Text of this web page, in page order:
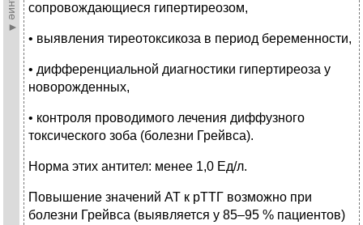
сопровождающиеся гипертиреозом,
• выявления тиреотоксикоза в период беременности,
• дифференциальной диагностики гипертиреоза у
новорожденных,
• контроля проводимого лечения диффузного
токсического зоба (болезни Грейвса).
Норма этих антител: менее 1,0 Ед/л.
Повышение значений АТ к рТТГ возможно при
болезни Грейвса (выявляется у 85–95 % пациентов)